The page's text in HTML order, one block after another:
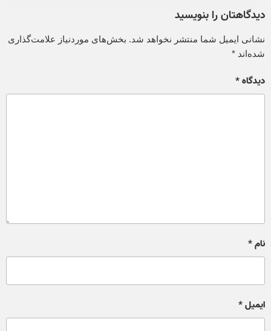
دیدگاهتان را بنویسید
نشانی ایمیل شما منتشر نخواهد شد. بخش‌های موردنیاز علامت‌گذاری
شده‌اند*
دیدگاه*
نام*
ایمیل*